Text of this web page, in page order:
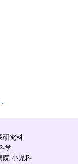
研究科
学
院 小児科